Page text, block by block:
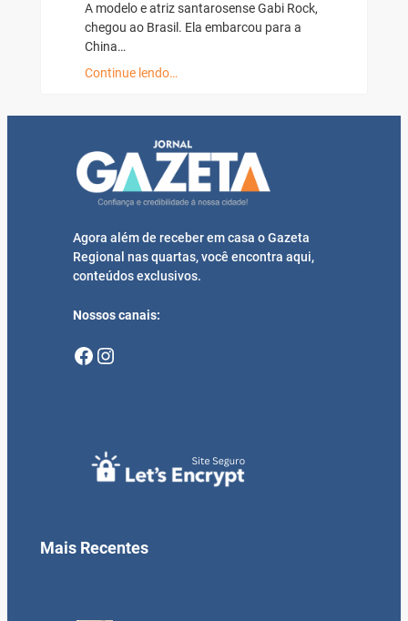
A modelo e atriz santarosense Gabi Rock,
chegou ao Brasil. Ela embarcou para a
China…
Continue lendo…
Agora além de receber em casa o Gazeta
Regional nas quartas, você encontra aqui,
conteúdos exclusivos.
Nossos canais:
Facebook Instagram
Mais Recentes